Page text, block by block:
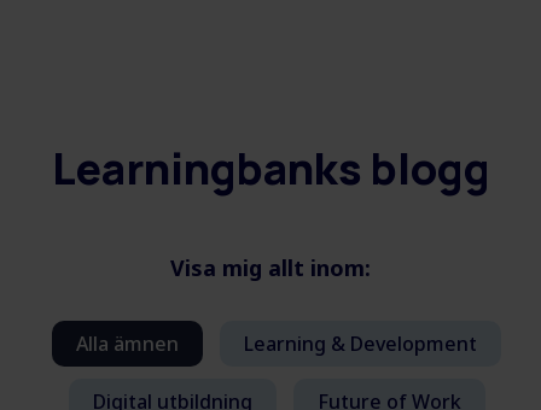
Learningbanks blogg
Visa mig allt inom:
Alla ämnen Learning & Development
Digital utbildning Future of Work